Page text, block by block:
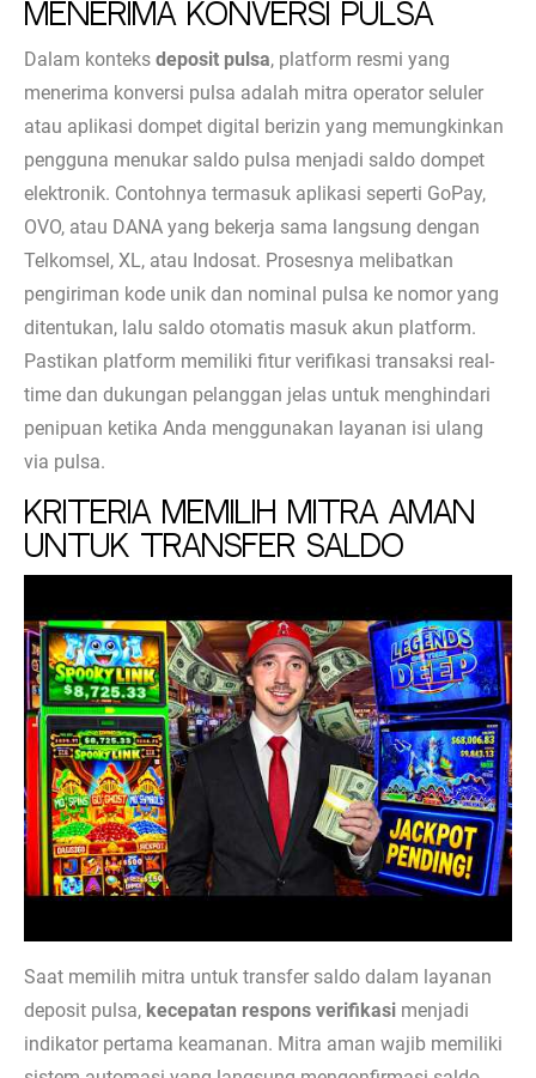
Menerima Konversi Pulsa
Dalam konteks deposit pulsa, platform resmi yang
menerima konversi pulsa adalah mitra operator seluler
atau aplikasi dompet digital berizin yang memungkinkan
pengguna menukar saldo pulsa menjadi saldo dompet
elektronik. Contohnya termasuk aplikasi seperti GoPay,
OVO, atau DANA yang bekerja sama langsung dengan
Telkomsel, XL, atau Indosat. Prosesnya melibatkan
pengiriman kode unik dan nominal pulsa ke nomor yang
ditentukan, lalu saldo otomatis masuk akun platform.
Pastikan platform memiliki fitur verifikasi transaksi real-
time dan dukungan pelanggan jelas untuk menghindari
penipuan ketika Anda menggunakan layanan isi ulang
via pulsa.
Kriteria Memilih Mitra Aman
untuk Transfer Saldo
Saat memilih mitra untuk transfer saldo dalam layanan
deposit pulsa, kecepatan respons verifikasi menjadi
indikator pertama keamanan. Mitra aman wajib memiliki